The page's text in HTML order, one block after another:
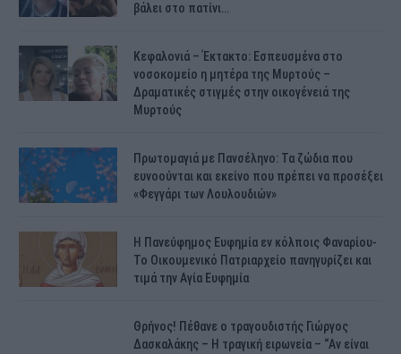
βάλει στο πατίνι…
Κεφαλονιά – Έκτακτο: Εσπευσμένα στο
νοσοκομείο η μητέρα της Μυρτούς –
Δραματικές στιγμές στην οικογένειά της
Μυρτούς
Πρωτομαγιά με Πανσέληνο: Τα ζώδια που
ευνοούνται και εκείνο που πρέπει να προσέξει
«Φεγγάρι των Λουλουδιών»
H Πανεύφημος Ευφημία εν κόλποις Φαναρίου-
Το Οικουμενικό Πατριαρχείο πανηγυρίζει και
τιμά την Αγία Ευφημία
Θρήνος! Πέθανε ο τραγουδιστής Γιώργος
Δασκαλάκης – Η τραγική ειρωνεία – “Αν είναι